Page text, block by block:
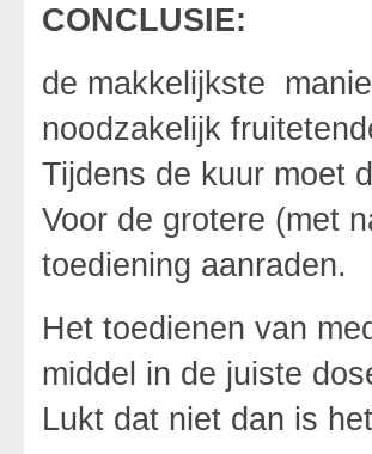
CONCLUSIE:
de makkelijkste
noodzakelijk
Tijdens de kuur moet
Voor de grotere (met
toediening aanraden.
Het toedienen van
middel in de juiste
Lukt dat niet dan is